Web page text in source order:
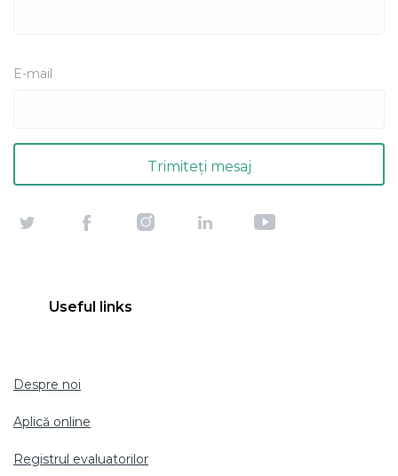
E-mail
Useful links
Despre noi
Aplică online
Registrul evaluatorilor